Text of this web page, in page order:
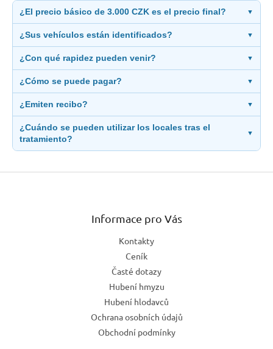
¿El precio básico de 3.000 CZK es el precio final? ▼
¿Sus vehículos están identificados? ▼
¿Con qué rapidez pueden venir? ▼
¿Cómo se puede pagar? ▼
¿Emiten recibo? ▼
¿Cuándo se pueden utilizar los locales tras el
tratamiento?
▼
Z
Informace pro Vás
Kontakty
Ceník
Časté dotazy
Hubení hmyzu
Hubení hlodavců
Ochrana osobních údajů
Obchodní podmínky